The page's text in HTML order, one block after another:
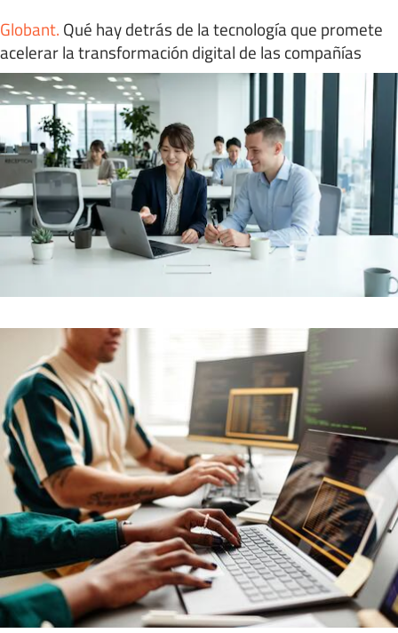
Globant. Qué hay detrás de la tecnología que promete
acelerar la transformación digital de las compañías